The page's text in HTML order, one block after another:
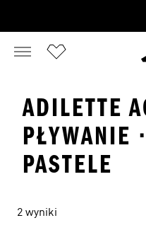
ADILETTE
PŁYWANIE
PASTELE
2 wyniki